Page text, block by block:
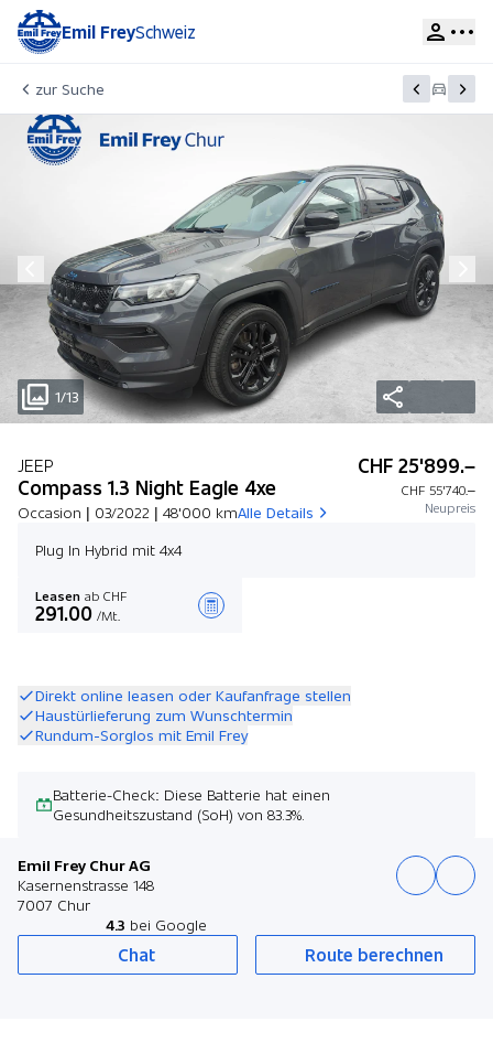
Emil FreySchweiz
zur Suche
1/13
JEEP
Compass 1.3 Night Eagle 4xe
Occasion | 03/2022 | 48'000 kmAlle Details
CHF 25'899.–
CHF 55'740.–
Neupreis
Plug In Hybrid mit 4x4
Leasen ab CHF
291.00 /Mt.
Direkt online leasen oder Kaufanfrage stellen
Haustürlieferung zum Wunschtermin
Rundum-Sorglos mit Emil Frey
Batterie-Check: Diese Batterie hat einen
Gesundheitszustand (SoH) von 83.3%.
Emil Frey Chur AG
Kasernenstrasse 148
7007 Chur
4.3 bei Google
Chat Route berechnen